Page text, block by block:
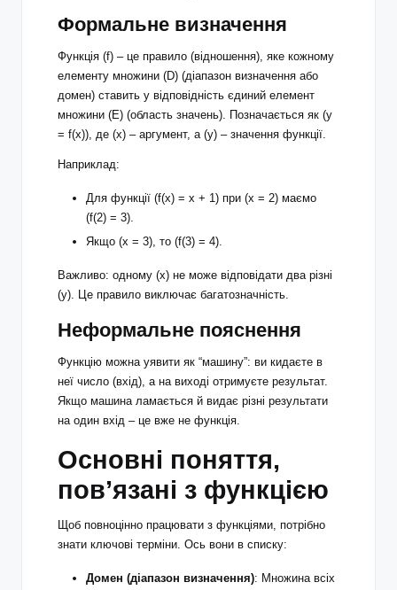
Формальне визначення
Функція (f) – це правило (відношення), яке кожному
елементу множини (D) (діапазон визначення або
домен) ставить у відповідність єдиний елемент
множини (E) (область значень). Позначається як (y
= f(x)), де (x) – аргумент, а (y) – значення функції.
Наприклад:
Для функції (f(x) = x + 1) при (x = 2) маємо
(f(2) = 3).
Якщо (x = 3), то (f(3) = 4).
Важливо: одному (x) не може відповідати два різні
(y). Це правило виключає багатозначність.
Неформальне пояснення
Функцію можна уявити як “машину”: ви кидаєте в
неї число (вхід), а на виході отримуєте результат.
Якщо машина ламається й видає різні результати
на один вхід – це вже не функція.
Основні поняття,
пов’язані з функцією
Щоб повноцінно працювати з функціями, потрібно
знати ключові терміни. Ось вони в списку:
Домен (діапазон визначення): Множина всіх